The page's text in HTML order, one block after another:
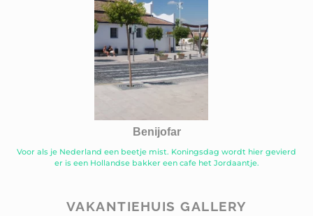
Benijofar
Voor als je Nederland een beetje mist. Koningsdag wordt hier gevierd
er is een Hollandse bakker een cafe het Jordaantje.
VAKANTIEHUIS GALLERY